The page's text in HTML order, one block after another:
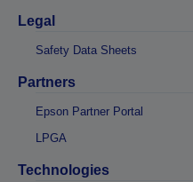
Legal
Safety Data Sheets
Partners
Epson Partner Portal
LPGA
Technologies